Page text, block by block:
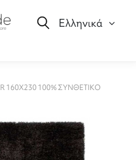
Ελληνικά
160X230 100% ΣΥΝΘΕΤΙΚΟ